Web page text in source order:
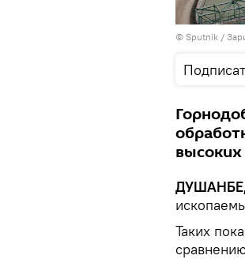
© Sputnik /
высоких
ДУШАНБЕ,
Таких